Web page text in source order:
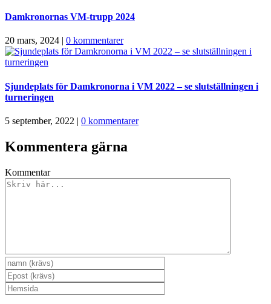
Damkronornas VM-trupp 2024
20 mars, 2024 | 0 kommentarer
Sjundeplats för Damkronorna i VM 2022 – se slutställningen i
turneringen
5 september, 2022 | 0 kommentarer
Kommentera gärna
Kommentar